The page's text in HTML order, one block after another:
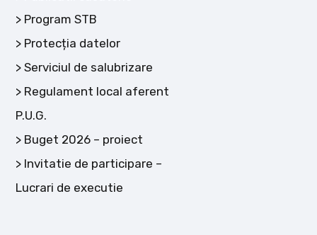
Program STB
Protecția datelor
Serviciul de salubrizare
Regulament local aferent
P.U.G.
Buget 2026 – proiect
Invitatie de participare –
Lucrari de executie